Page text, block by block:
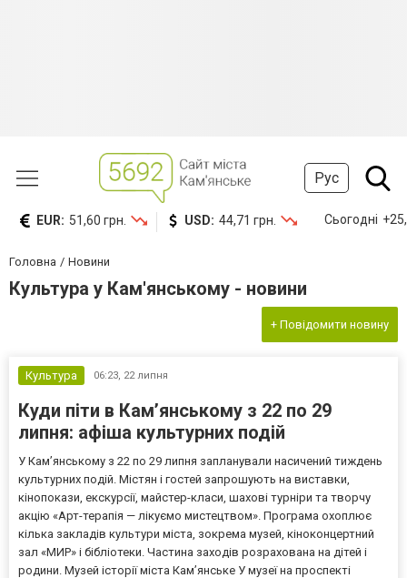
Рус
EUR: 51,60 грн. USD: 44,71 грн. Сьогодні
Головна Новини
Культура у Кам'янському - новини
+ Повідомити новину
Культура 06:23, 22 липня
Куди піти в Кам’янському з 22 по 29
липня: афіша культурних подій
У Кам’янському з 22 по 29 липня запланували насичений тиждень
культурних подій. Містян і гостей запрошують на виставки,
кінопокази, екскурсії, майстер-класи, шахові турніри та творчу
акцію «Арт-терапія — лікуємо мистецтвом». Програма охоплює
кілька закладів культури міста, зокрема музей, кіноконцертний
зал «МИР» і бібліотеки. Частина заходів розрахована на дітей і
родини. Музей історії міста Кам’янське У музеї на проспекті